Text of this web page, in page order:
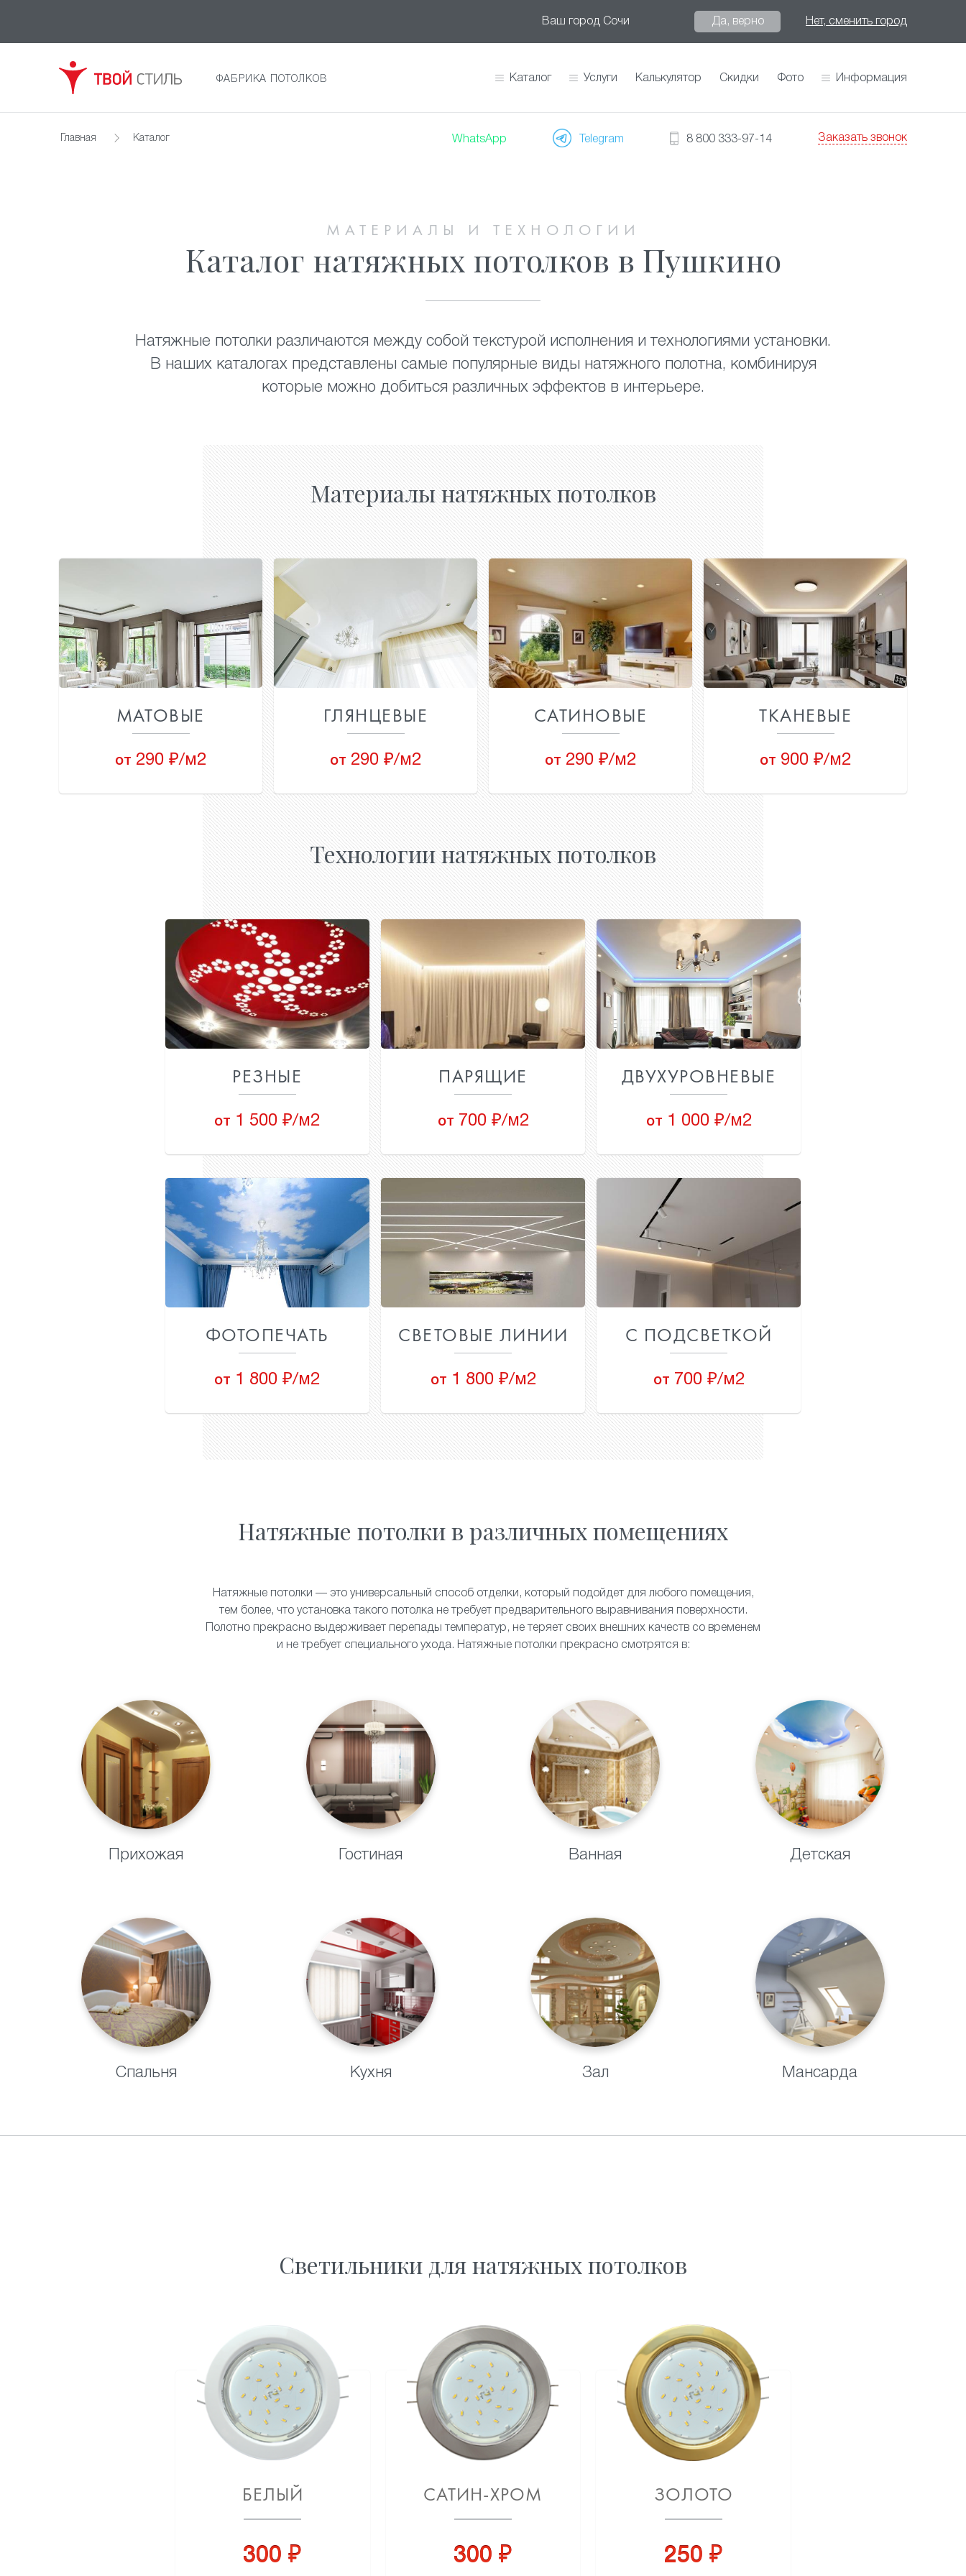
Ваш город Сочи Да, верно Нет, сменить город
ФАБРИКА ПОТОЛКОВ Каталог Услуги Калькулятор Скидки Фото Информация
Главная Каталог WhatsApp Telegram 8 800 333-97-14 Заказать звонок
МАТЕРИАЛЫ И ТЕХНОЛОГИИ
Каталог натяжных потолков в Пушкино
Натяжные потолки различаются между собой текстурой исполнения и технологиями установки.
В наших каталогах представлены самые популярные виды натяжного полотна, комбинируя
которые можно добиться различных эффектов в интерьере.
Материалы натяжных потолков
МАТОВЫЕ
от 290 ₽/м2
ГЛЯНЦЕВЫЕ
от 290 ₽/м2
САТИНОВЫЕ
от 290 ₽/м2
ТКАНЕВЫЕ
от 900 ₽/м2
Технологии натяжных потолков
РЕЗНЫЕ
от 1 500 ₽/м2
ПАРЯЩИЕ
от 700 ₽/м2
ДВУХУРОВНЕВЫЕ
от 1 000 ₽/м2
ФОТОПЕЧАТЬ
от 1 800 ₽/м2
СВЕТОВЫЕ ЛИНИИ
от 1 800 ₽/м2
С ПОДСВЕТКОЙ
от 700 ₽/м2
Натяжные потолки в различных помещениях
Натяжные потолки — это универсальный способ отделки, который подойдет для любого помещения,
тем более, что установка такого потолка не требует предварительного выравнивания поверхности.
Полотно прекрасно выдерживает перепады температур, не теряет своих внешних качеств со временем
и не требует специального ухода. Натяжные потолки прекрасно смотрятся в:
Прихожая Гостиная Ванная Детская
Спальня Кухня Зал Мансарда
Светильники для натяжных потолков
БЕЛЫЙ
300 ₽
САТИН-ХРОМ
300 ₽
ЗОЛОТО
250 ₽